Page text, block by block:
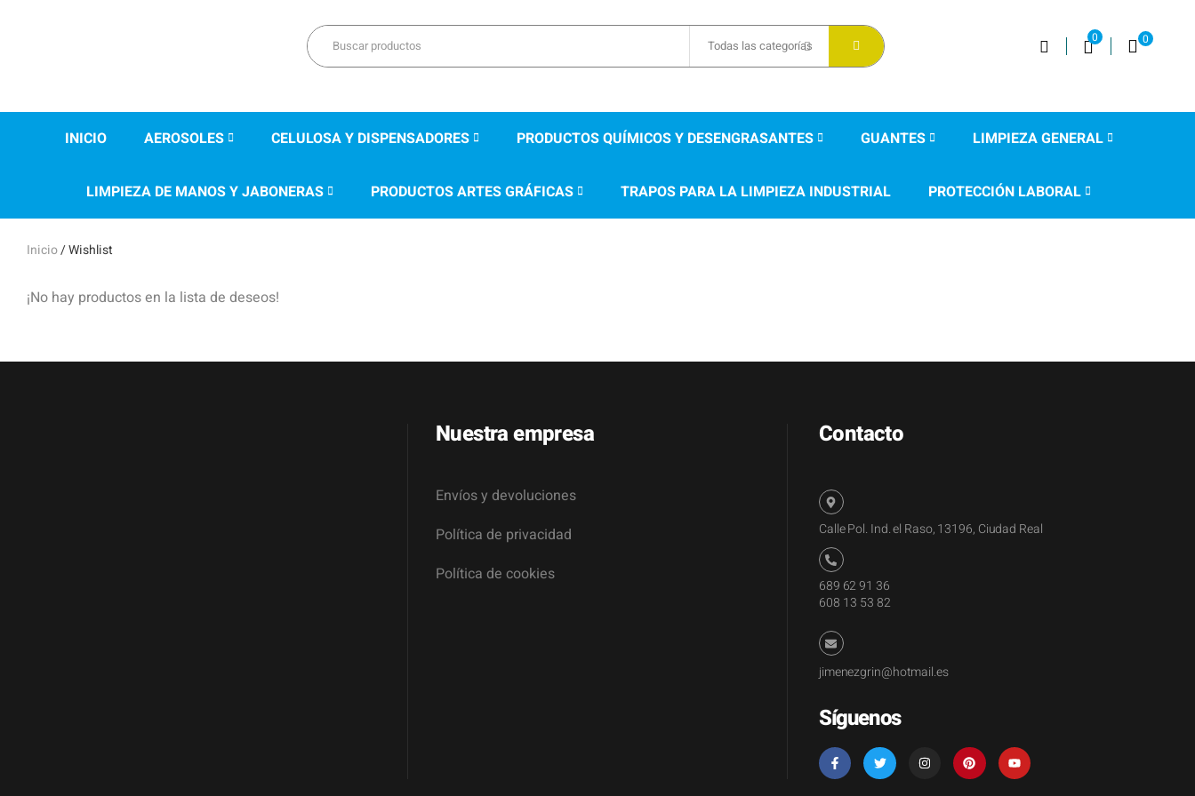
Todas las categorías 0 0
INICIO AEROSOLES CELULOSA Y DISPENSADORES PRODUCTOS QUÍMICOS Y DESENGRASANTES GUANTES LIMPIEZA GENERAL
LIMPIEZA DE MANOS Y JABONERAS PRODUCTOS ARTES GRÁFICAS TRAPOS PARA LA LIMPIEZA INDUSTRIAL PROTECCIÓN LABORAL
Inicio/ Wishlist
¡No hay productos en la lista de deseos!
Nuestra empresa
Envíos y devoluciones
Política de privacidad
Política de cookies
Contacto
Calle Pol. Ind. el Raso, 13196, Ciudad Real
689 62 91 36
608 13 53 82
jimenezgrin@hotmail.es
Síguenos